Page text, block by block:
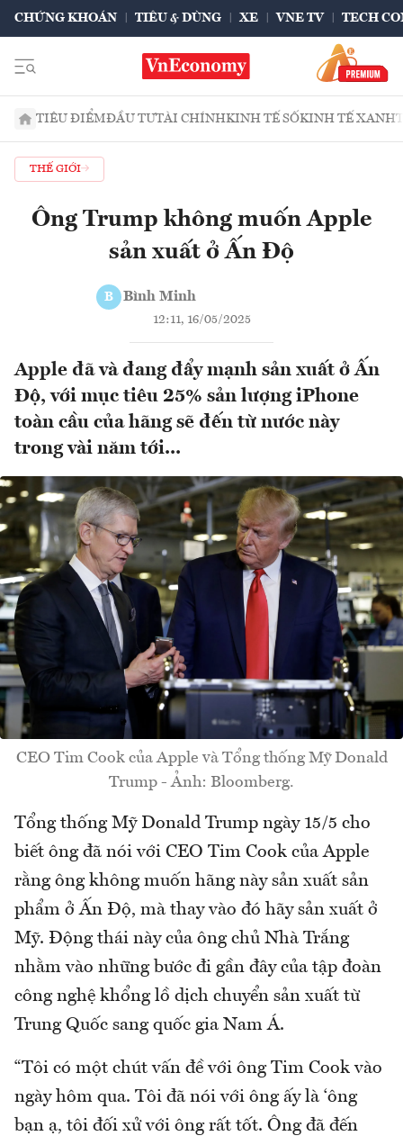
CHỨNG KHOÁN TIÊU & DÙNG XE VNE TV TECH
TIÊU ĐIỂMĐẦU TƯTÀI CHÍNHKINH TẾ SỐKINH TẾ XANH
THẾ GIỚI
Ông Trump không muốn Apple
sản xuất ở Ấn Độ
B Bình Minh
12:11, 16/05/2025
Apple đã và đang đẩy mạnh sản xuất ở Ấn
Độ, với mục tiêu 25% sản lượng iPhone
toàn cầu của hãng sẽ đến từ nước này
trong vài năm tới...
CEO Tim Cook của Apple và Tổng thống Mỹ Donald
Trump - Ảnh: Bloomberg.
Tổng thống Mỹ Donald Trump ngày 15/5 cho
biết ông đã nói với CEO Tim Cook của Apple
rằng ông không muốn hãng này sản xuất sản
phẩm ở Ấn Độ, mà thay vào đó hãy sản xuất ở
Mỹ. Động thái này của ông chủ Nhà Trắng
nhằm vào những bước đi gần đây của tập đoàn
công nghệ khổng lồ dịch chuyển sản xuất từ
Trung Quốc sang quốc gia Nam Á.
“Tôi có một chút vấn đề với ông Tim Cook vào
ngày hôm qua. Tôi đã nói với ông ấy là ‘ông
bạn ạ, tôi đối xử với ông rất tốt. Ông đã đến